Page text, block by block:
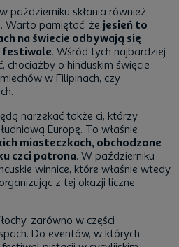
październiku skłania również
Warto pamiętać, że jesień to
na świecie odbywają się
festiwale. Wśród tych najbardziej
chociażby o hinduskim święcie
w Filipinach, czy
narzekać także ci, którzy
Europę. To właśnie
miasteczkach, obchodzone
czci patrona. W październiku
winnice, które właśnie wtedy
z tej okazji liczne
zarówno w części
Do eventów, w których